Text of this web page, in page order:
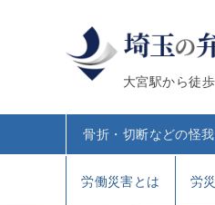
大宮駅から徒
骨折・切断などの怪
労働災害とは 労